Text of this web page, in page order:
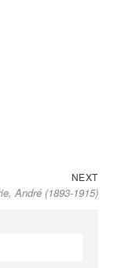
NEXTNext
post:
André (1893-1915)